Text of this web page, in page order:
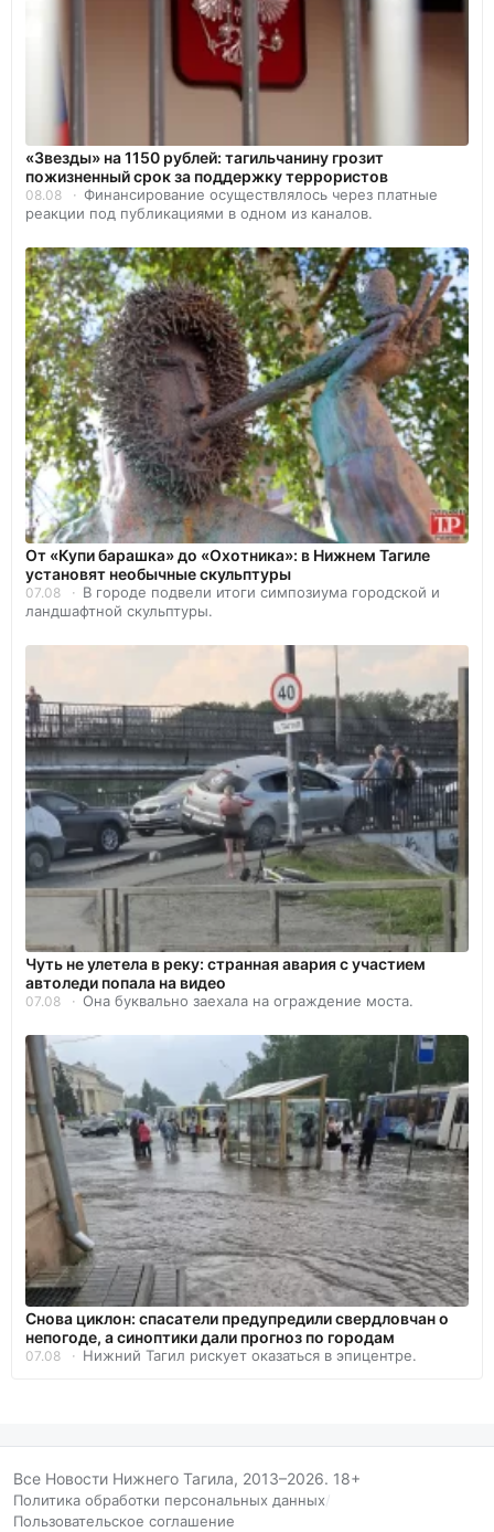
«Звезды» на 1150 рублей: тагильчанину грозит
пожизненный срок за поддержку террористов
08.08
Финансирование осуществлялось через платные
реакции под публикациями в одном из каналов.
От «Купи барашка» до «Охотника»: в Нижнем Тагиле
установят необычные скульптуры
07.08
В городе подвели итоги симпозиума городской и
ландшафтной скульптуры.
Чуть не улетела в реку: странная авария с участием
автоледи попала на видео
07.08 Она буквально заехала на ограждение моста.
Снова циклон: спасатели предупредили свердловчан о
непогоде, а синоптики дали прогноз по городам
07.08 Нижний Тагил рискует оказаться в эпицентре.
Все Новости Нижнего Тагила, 2013–2026. 18+
Политика обработки персональных данных/
Пользовательское соглашение